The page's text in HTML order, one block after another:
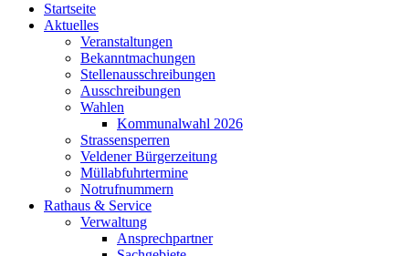
Startseite
Aktuelles
Veranstaltungen
Bekanntmachungen
Stellenausschreibungen
Ausschreibungen
Wahlen
Kommunalwahl 2026
Strassensperren
Veldener Bürgerzeitung
Müllabfuhrtermine
Notrufnummern
Rathaus & Service
Verwaltung
Ansprechpartner